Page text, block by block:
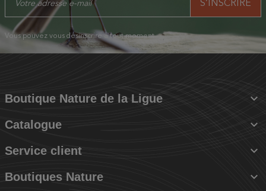
Vous pouvez vous désinscrire à tout moment.
Boutique Nature de la Ligue 
Catalogue 
Service client 
Boutiques Nature 